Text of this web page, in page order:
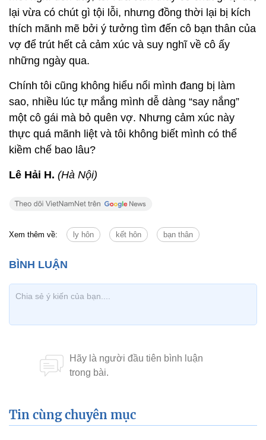
lại vừa có chút gì tội lỗi, nhưng đồng thời lại bị kích
thích mãnh mẽ bởi ý tưởng tìm đến cô bạn thân của
vợ để trút hết cả cảm xúc và suy nghĩ về cô ấy
những ngày qua.
Chính tôi cũng không hiểu nổi mình đang bị làm
sao, nhiều lúc tự mắng mình dễ dàng “say nắng”
một cô gái mà bỏ quên vợ. Nhưng cảm xúc này
thực quá mãnh liệt và tôi không biết mình có thể
kiềm chế bao lâu?
Lê Hải H. (Hà Nội)
Xem thêm về: ly hôn kết hôn bạn thân
Tin cùng chuyên mục